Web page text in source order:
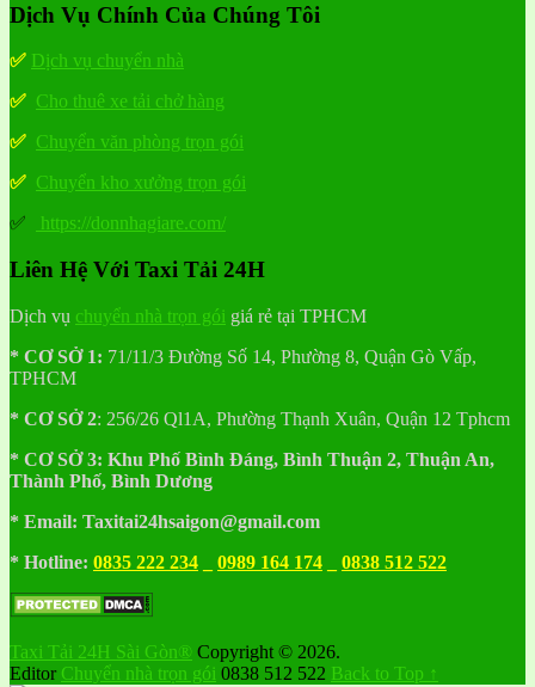
Dịch Vụ Chính Của Chúng Tôi
✅ Dịch vụ chuyển nhà
✅ Cho thuê xe tải chở hàng
✅ Chuyển văn phòng trọn gói
✅ Chuyển kho xưởng trọn gói
✅
https://donnhagiare.com/
Liên Hệ Với Taxi Tải 24H
Dịch vụ chuyển nhà trọn gói giá rẻ tại TPHCM
* CƠ SỞ 1: 71/11/3 Đường Số 14, Phường 8, Quận Gò Vấp,
TPHCM
* CƠ SỞ 2: 256/26 Ql1A, Phường Thạnh Xuân, Quận 12 Tphcm
* CƠ SỞ 3: Khu Phố Bình Đáng, Bình Thuận 2, Thuận An,
Thành Phố, Bình Dương
* Email: Taxitai24hsaigon@gmail.com
* Hotline: 0835 222 234 0989 164 174 0838 512 522
Taxi Tải 24H Sài Gòn® Copyright © 2026.
Editor Chuyển nhà trọn gói 0838 512 522 Back to Top ↑